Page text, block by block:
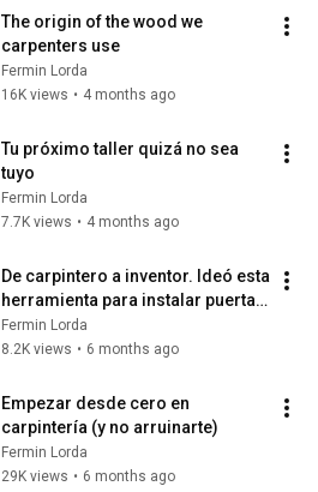
The origin of the wood we
carpenters use
Fermin Lorda
16K views • 4 months ago
Tu próximo taller quizá no sea
tuyo
Fermin Lorda
7.7K views • 4 months ago
De carpintero a inventor. Ideó esta
herramienta para instalar puertas
sin cuñas ni clavos!
Fermin Lorda
8.2K views • 6 months ago
Empezar desde cero en
carpintería (y no arruinarte)
Fermin Lorda
29K views • 6 months ago